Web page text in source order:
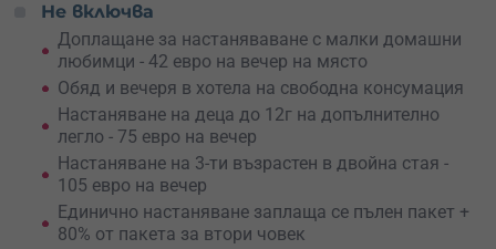
Не включва
Доплащане за настаняваване с малки домашни
любимци - 42 евро на вечер на място
Обяд и вечеря в хотела на свободна консумация
Настаняване на деца до 12г на допълнително
легло - 75 евро на вечер
Настаняване на 3-ти възрастен в двойна стая -
105 евро на вечер
Единично настаняване заплаща се пълен пакет +
80% от пакета за втори човек